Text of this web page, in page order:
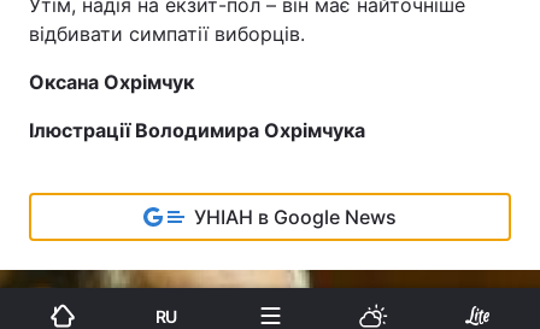
Утім, надія на екзит-пол – він має найточніше
відбивати симпатії виборців.
Оксана Охрімчук
Ілюстрації Володимира Охрімчука
УНІАН в Google News
RU